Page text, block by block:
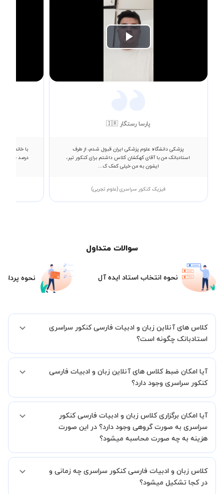
Play
پارسا رستگار 🇮🇷
پزشکی دانشگاه علوم پزشکی ایران قبول شدم، از طرف
استادبانک من با آقای کهکشان کلاس داشتم برای کنکور تیر،
ایشون به من خیلی کمک ک...
فیزیک کنکور سراسری (علوم تجربی)
سوالات متداول
نحوه انتخاب استاد ایده آل نحوه
کلاس های آنلاین زبان و ادبیات فارسی کنکور سراسری
استادبانک چگونه است؟
شما میدهیم که استاد شما پیش از جلسه تمامی موارد لازم برای برگزاری
یک کلاس آنلاین با کیفیت و مفید را به شما توضیح خواهند داد.
آیا امکان ضبط کلاس های آنلاین زبان و ادبیات فارسی
کنکور سراسری وجود دارد؟
کنید.
آیا امکان برگزاری کلاس زبان و ادبیات فارسی کنکور
سراسری به صورت گروهی وجود دارد؟ در این صورت
هزینه به چه صورت محاسبه میشود؟
خصوصی هستند اما در صورتیکه مایل هستید کلاس ها را در کنار دوستان و
یا آشنایان خود به صورت گروهی برگزار کنید، این امکان وجود دارد. در این
کلاس زبان و ادبیات فارسی کنکور سراسری چه زمانی و
در کجا تشکیل میشود؟